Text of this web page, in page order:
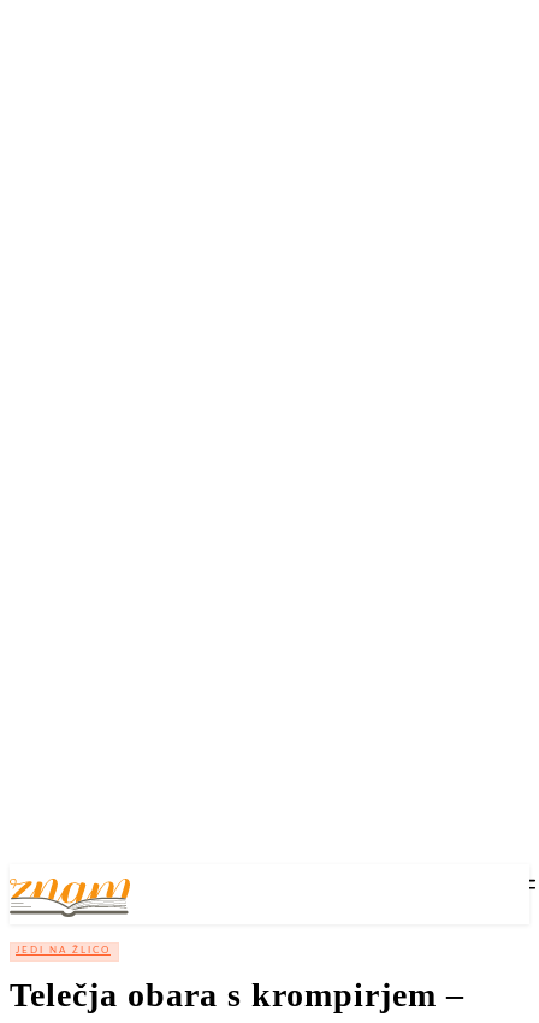
JEDI NA ŽLICO
Telečja obara s krompirjem –